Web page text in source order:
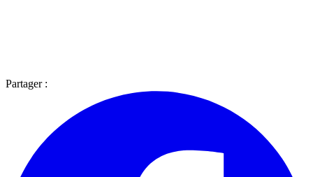
Partager :